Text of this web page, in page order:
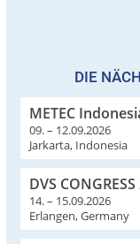
DIE
METEC
09. – 12.09.2026
Jarkarta, Indonesia
DVS
14. – 15.09.2026
Erlangen, Germany